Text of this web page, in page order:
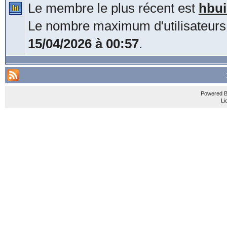
Le membre le plus récent est
Le nombre maximum
15/04/2026 à 00:57.
Powered